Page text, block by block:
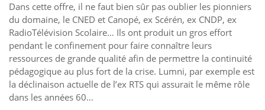
Dans cette offre, il ne faut bien sûr pas oublier les pionniers
du domaine, le CNED et Canopé, ex Scérén, ex CNDP, ex
RadioTélévision Scolaire… Ils ont produit un gros effort
pendant le confinement pour faire connaître leurs
ressources de grande qualité afin de permettre la continuité
pédagogique au plus fort de la crise. Lumni, par exemple est
la déclinaison actuelle de l’ex RTS qui assurait le même rôle
dans les années 60…